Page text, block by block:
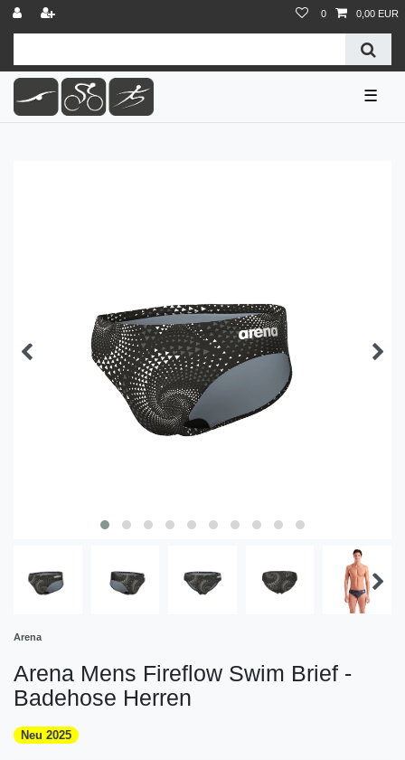
0 0,00 EUR
☰
Arena
Arena Mens Fireflow Swim Brief -
Badehose Herren
Neu 2025